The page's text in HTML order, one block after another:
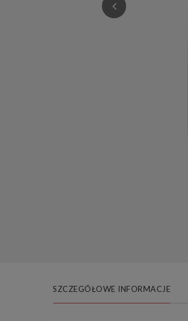
SZCZEGÓŁOWE INFORMACJE